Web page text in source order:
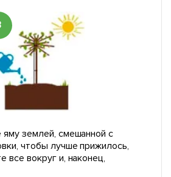
яму землей, смешанной с
чтобы лучше прижилось,
все вокруг и, наконец,